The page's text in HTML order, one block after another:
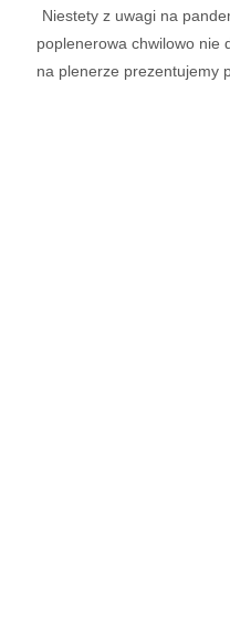
Niestety z uwagi na
poplenerowa chwilowo nie
na plenerze prezentujemy